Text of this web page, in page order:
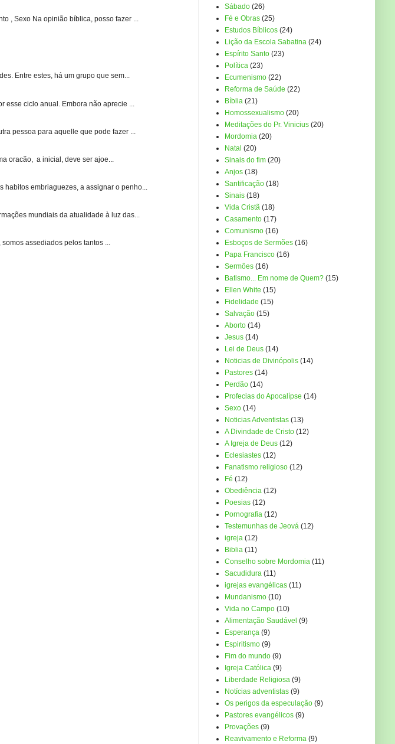
, Sexo Na opinião bíblica, posso fazer ...
Entre estes, há um grupo que sem...
esse ciclo anual. Embora não aprecie ...
pessoa para aquelle que pode fazer ...
oracão, a inicial, deve ser ajoe...
habitos embriaguezes, a assignar o penho...
mundiais da atualidade à luz das...
assediados pelos tantos ...
Sábado (26)
Fé e Obras (25)
Estudos Bíblicos (24)
Lição da Escola Sabatina (24)
Espírito Santo (23)
Política (23)
Ecumenismo (22)
Reforma de Saúde (22)
Bíblia (21)
Homossexualismo (20)
Meditações do Pr. Vinicius (20)
Mordomia (20)
Natal (20)
Sinais do fim (20)
Anjos (18)
Santificação (18)
Sinais (18)
Vida Cristã (18)
Casamento (17)
Comunismo (16)
Esboços de Sermões (16)
Papa Francisco (16)
Sermôes (16)
Batismo... Em nome de Quem? (15)
Ellen White (15)
Fidelidade (15)
Salvação (15)
Aborto (14)
Jesus (14)
Lei de Deus (14)
Noticias de Divinópolis (14)
Pastores (14)
Perdão (14)
Profecias do Apocalípse (14)
Sexo (14)
Noticias Adventistas (13)
A Divindade de Cristo (12)
A Igreja de Deus (12)
Eclesiastes (12)
Fanatismo religioso (12)
Fé (12)
Obediência (12)
Poesias (12)
Pornografia (12)
Testemunhas de Jeová (12)
igreja (12)
Biblia (11)
Conselho sobre Mordomia (11)
Sacudidura (11)
igrejas evangélicas (11)
Mundanismo (10)
Vida no Campo (10)
Alimentação Saudável (9)
Esperança (9)
Espiritismo (9)
Fim do mundo (9)
Igreja Católica (9)
Liberdade Religiosa (9)
Notícias adventistas (9)
Os perigos da especulação (9)
Pastores evangélicos (9)
Provações (9)
Reavivamento e Reforma (9)